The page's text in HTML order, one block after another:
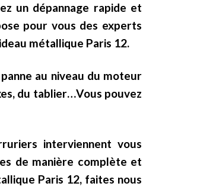
un dépannage rapide et
pour vous des experts
métallique Paris 12.
au niveau du moteur
du tablier…Vous pouvez
interviennent vous
de manière complète et
Paris 12, faites nous